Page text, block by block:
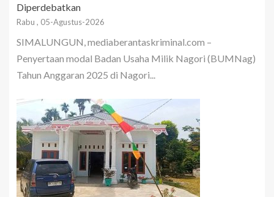
Diperdebatkan
Rabu , 05-Agustus-2026
SIMALUNGUN, mediaberantaskriminal.com –
Penyertaan modal Badan Usaha Milik Nagori (BUMNag)
Tahun Anggaran 2025 di Nagori...